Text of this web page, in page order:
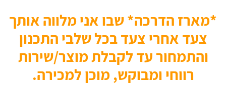
*מארז הדרכה* שבו אני מלווה אותך
צעד אחרי צעד בכל שלבי התכנון
והתמחור עד לקבלת מוצר/שירות
רווחי ומבוקש, מוכן למכירה.